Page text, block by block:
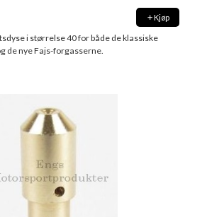
Kjøp
i størrelse 40 for både de klassiske
de nye Fajs-forgasserne.